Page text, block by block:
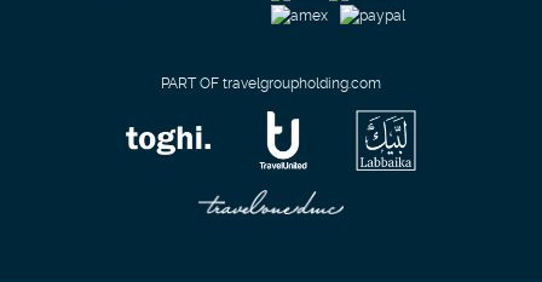
PART OF travelgroupholding.com